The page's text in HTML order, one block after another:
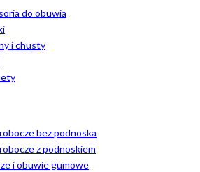
do obuwia
i chusty
bez podnoska
z podnoskiem
i obuwie gumowe